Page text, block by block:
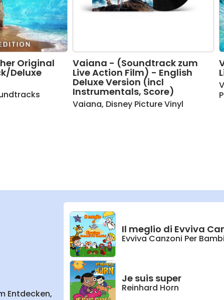
Original
Deluxe
Vaiana - (Soundtrack zum
Live Action Film) - English
Deluxe Version (incl
Instrumentals, Score)
Vaiana, Disney Picture Vinyl
Entdecken,
Il meglio di Evviva
Evviva Canzoni Per
Je suis super
Reinhard Horn